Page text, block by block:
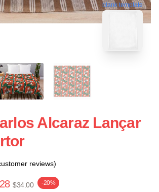
blank template
Alcaraz Lançar
reviews)
$34.00 -20%